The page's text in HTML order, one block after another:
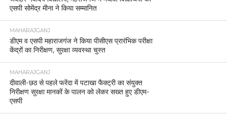
एसपी सोमेंद्र मीना ने किया सम्मानित
MAHARAJGANJ
डीएम व एसपी महाराजगंज ने किया पीसीएस प्रारंभिक परीक्षा
केंद्रों का निरीक्षण, सुरक्षा व्यवस्था चुस्त
MAHARAJGANJ
दीवाली-छठ से पहले फरेंदा में पटाखा फैक्ट्री का संयुक्त
निरीक्षण सुरक्षा मानकों के पालन को लेकर सख्त हुए डीएम-
एसपी